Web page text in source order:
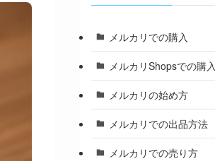
メルカリでの購入
メルカリShopsでの購入
メルカリの始め方
メルカリでの出品方法
メルカリでの売り方